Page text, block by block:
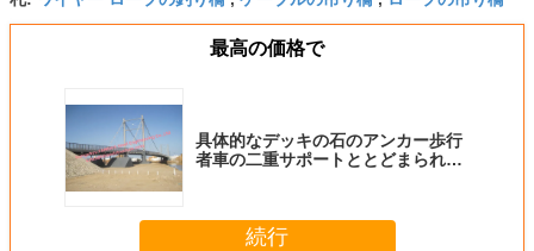
最高の価格で
具体的なデッキの石のアンカー歩行
者車の二重サポートととどまられる
続行